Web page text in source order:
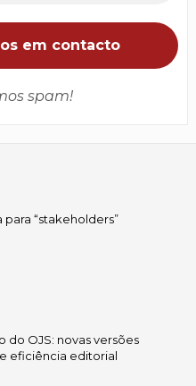
spam!
“stakeholders”
do OJS: novas versões
eficiência editorial